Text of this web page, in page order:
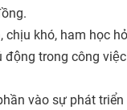
chịu khó, ham học
động trong công
vào sự phát triển